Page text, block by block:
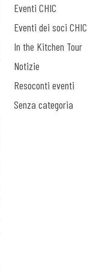
Eventi CHIC
Eventi dei soci CHIC
In the Kitchen Tour
Notizie
Resoconti eventi
Senza categoria